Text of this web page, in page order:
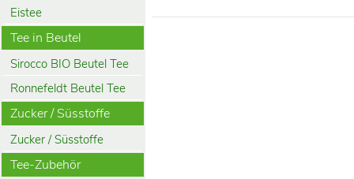
Eistee
Tee in Beutel
Sirocco BIO Beutel Tee
Ronnefeldt Beutel Tee
Zucker / Süsstoffe
Zucker / Süsstoffe
Tee-Zubehör